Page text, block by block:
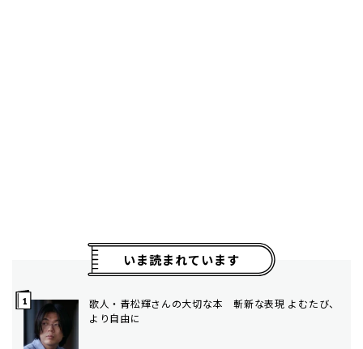
いま読まれています
歌人・青松輝さんの大切な本 斬新な表現 よむたび、
より自由に